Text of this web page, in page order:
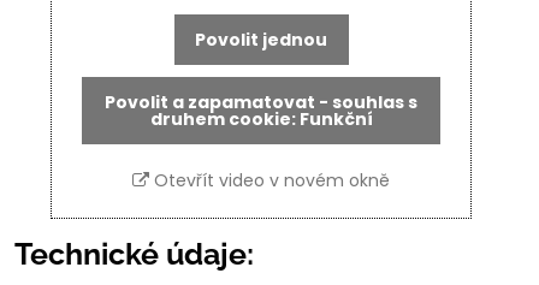
Povolit jednou
Povolit a zapamatovat - souhlas s
druhem cookie: Funkční
Otevřít video v novém okně
Technické údaje: